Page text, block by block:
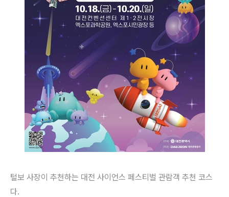
털보 사장이 추천하는 대전 사이언스 페스티벌 관람객 추천 코스
다.